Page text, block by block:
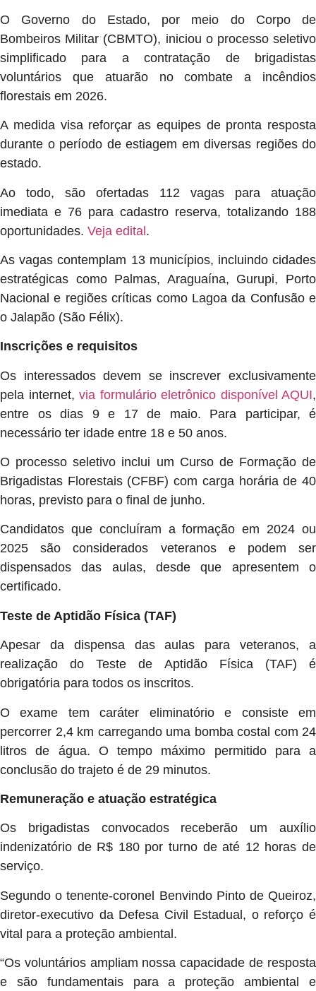
O Governo do Estado, por meio do Corpo de
Bombeiros Militar (CBMTO), iniciou o processo seletivo
simplificado para a contratação de brigadistas
voluntários que atuarão no combate a incêndios
florestais em 2026.
A medida visa reforçar as equipes de pronta resposta
durante o período de estiagem em diversas regiões do
estado.
Ao todo, são ofertadas 112 vagas para atuação
imediata e 76 para cadastro reserva, totalizando 188
oportunidades. Veja edital.
As vagas contemplam 13 municípios, incluindo cidades
estratégicas como Palmas, Araguaína, Gurupi, Porto
Nacional e regiões críticas como Lagoa da Confusão e
o Jalapão (São Félix).
Inscrições e requisitos
Os interessados devem se inscrever exclusivamente
pela internet, via formulário eletrônico disponível AQUI,
entre os dias 9 e 17 de maio. Para participar, é
necessário ter idade entre 18 e 50 anos.
O processo seletivo inclui um Curso de Formação de
Brigadistas Florestais (CFBF) com carga horária de 40
horas, previsto para o final de junho.
Candidatos que concluíram a formação em 2024 ou
2025 são considerados veteranos e podem ser
dispensados das aulas, desde que apresentem o
certificado.
Teste de Aptidão Física (TAF)
Apesar da dispensa das aulas para veteranos, a
realização do Teste de Aptidão Física (TAF) é
obrigatória para todos os inscritos.
O exame tem caráter eliminatório e consiste em
percorrer 2,4 km carregando uma bomba costal com 24
litros de água. O tempo máximo permitido para a
conclusão do trajeto é de 29 minutos.
Remuneração e atuação estratégica
Os brigadistas convocados receberão um auxílio
indenizatório de R$ 180 por turno de até 12 horas de
serviço.
Segundo o tenente-coronel Benvindo Pinto de Queiroz,
diretor-executivo da Defesa Civil Estadual, o reforço é
vital para a proteção ambiental.
“Os voluntários ampliam nossa capacidade de resposta
e são fundamentais para a proteção ambiental e